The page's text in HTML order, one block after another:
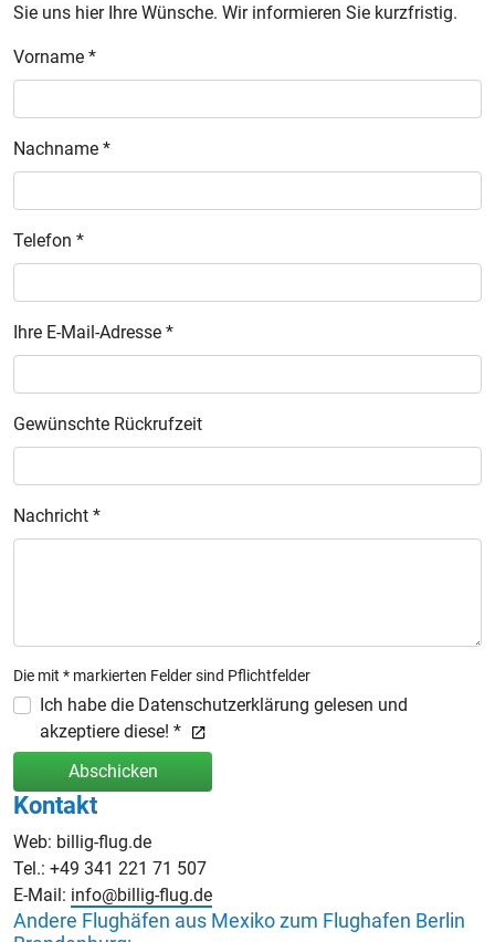
Sie uns hier Ihre Wünsche. Wir informieren Sie kurzfristig.
Vorname *
Nachname *
Telefon *
Ihre E-Mail-Adresse *
Gewünschte Rückrufzeit
Nachricht *
Die mit * markierten Felder sind Pflichtfelder
Ich habe die Datenschutzerklärung gelesen und
akzeptiere diese! *
Abschicken
Kontakt
Web: billig-flug.de
Tel.: +49 341 221 71 507
E-Mail: info@billig-flug.de
Andere Flughäfen aus Mexiko zum Flughafen Berlin